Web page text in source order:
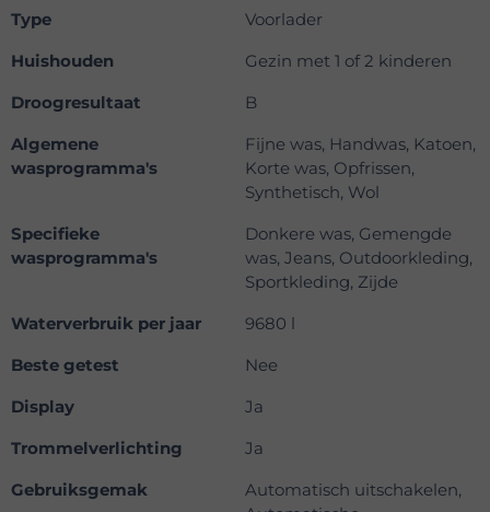
Type
Voorlader
Huishouden
Gezin met 1 of 2 kinderen
Droogresultaat
B
Algemene
wasprogramma's
Fijne was, Handwas, Katoen,
Korte was, Opfrissen,
Synthetisch, Wol
Specifieke
wasprogramma's
Donkere was, Gemengde
was, Jeans, Outdoorkleding,
Sportkleding, Zijde
Waterverbruik per jaar
9680 l
Beste getest
Nee
Display
Ja
Trommelverlichting
Ja
Gebruiksgemak
Automatisch uitschakelen,